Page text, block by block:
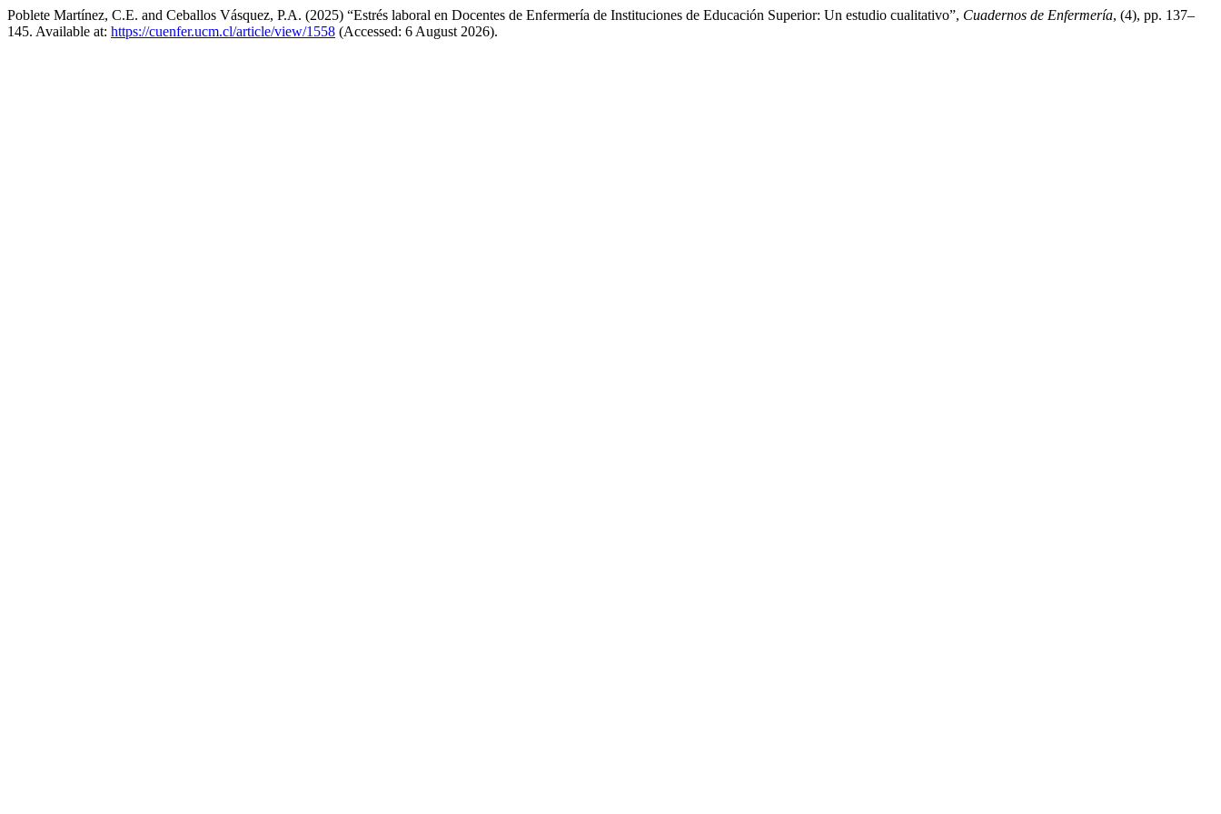
Poblete Martínez, C.E. and Ceballos Vásquez, P.A. (2025) “Estrés laboral en Docentes de Enfermería de Instituciones de Educación Superior: Un estudio cualitativo”, Cuadernos de Enfermería, (4), pp. 137–
145. Available at: https://cuenfer.ucm.cl/article/view/1558 (Accessed: 6 August 2026).